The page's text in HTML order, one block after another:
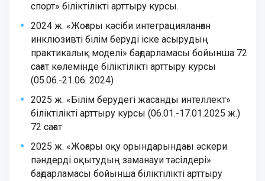
спорт» біліктілікті арттыру курсы.
2024 ж. «Жоғары кәсіби интеграцияланған
инклюзивті білім беруді іске асырудың
практикалық моделі» бағдарламасы бойынша 72
сағат көлемінде біліктілікті арттыру курсы
(05.06.-21.06. 2024)
2025 ж. «Білім берудегі жасанды интеллект»
біліктілікті арттыру курсы (06.01.-17.01.2025 ж.)
72 сағат
2025 ж. «Жоғары оқу орындарындағы әскери
пәндерді оқытудың заманауи тәсілдері»
бағдарламасы бойынша біліктілікті арттыру